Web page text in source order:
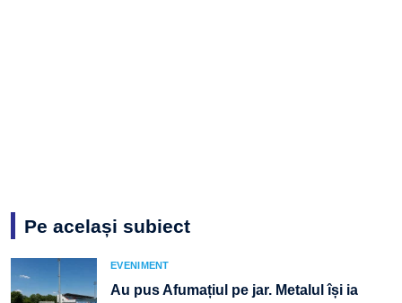
Pe același subiect
EVENIMENT
Au pus Afumațiul pe jar. Metalul își ia